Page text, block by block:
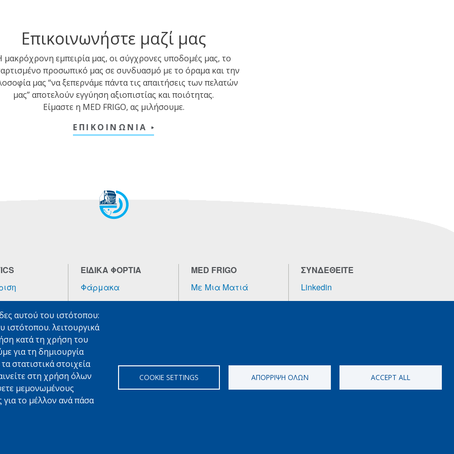
Επικοινωνήστε μαζί μας
μακρόχρονη εμπειρία μας, οι σύγχρονες υποδομές μας, το
προσωπικό μας σε συνδυασμό με το όραμα και την
μας “να ξεπερνάμε πάντα τις απαιτήσεις των πελατών
μας” αποτελούν εγγύηση αξιοπιστίας και ποιότητας.
Είμαστε η MED FRIGO, ας μιλήσουμε.
ΕΠΙΚΟΙΝΩΝΙΑ
αυτού του ιστότοπου:
ιστότοπου. λειτουργικά
κατά τη χρήση του
για τη δημιουργία
στατιστικά στοιχεία
στη χρήση όλων
μεμονωμένους
το μέλλον ανά πάσα
COOKIE SETTINGS ΑΠΌΡΡΙΨΗ ΌΛΩΝ ACCEPT ALL
ΕΙΔΙΚΑ ΦΟΡΤΙΑ
Φάρμακα
Τροφοδοσίες Πλοίων
Εμπορεύματα
Υψηλής Αξίας
Περισσότερα
MED FRIGO
Με Μια Ματιά
Φιλοσοφία - Όραμα -
Περισσότερα
ΣΥΝΔΕΘΕΙΤΕ
Linkedin
Επικοινωνία